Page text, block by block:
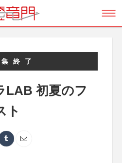
終了
LAB 初夏のフ
ト